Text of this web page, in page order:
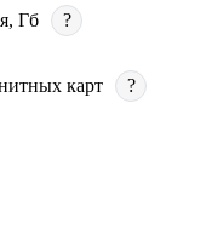
Гб
?
карт
?